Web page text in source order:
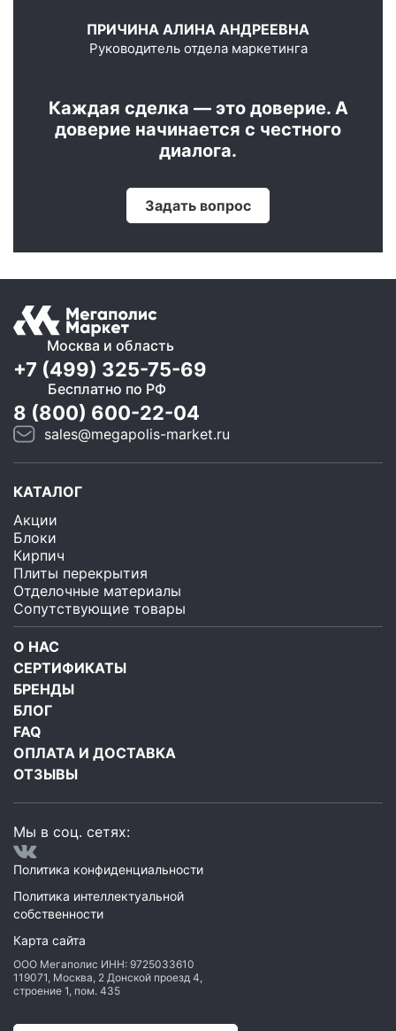
ПРИЧИНА АЛИНА АНДРЕЕВНА
Руководитель отдела маркетинга
Каждая сделка — это доверие. А
доверие начинается с честного
диалога.
Задать вопрос
Москва и область
+7 (499) 325-75-69
Бесплатно по РФ
8 (800) 600-22-04
sales@megapolis-market.ru
КАТАЛОГ
Акции
Блоки
Кирпич
Плиты перекрытия
Отделочные материалы
Сопутствующие товары
О НАС
СЕРТИФИКАТЫ
БРЕНДЫ
БЛОГ
FAQ
ОПЛАТА И ДОСТАВКА
ОТЗЫВЫ
Мы в соц. сетях:
Политика конфиденциальности
Политика интеллектуальной
собственности
Карта сайта
ООО Мегаполис ИНН: 9725033610
119071, Москва, 2 Донской проезд 4,
строение 1, пом. 435